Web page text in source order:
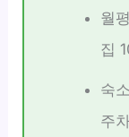
월
집
숙
주